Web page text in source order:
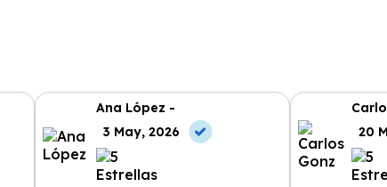
Ana López -
3 May, 2026
20